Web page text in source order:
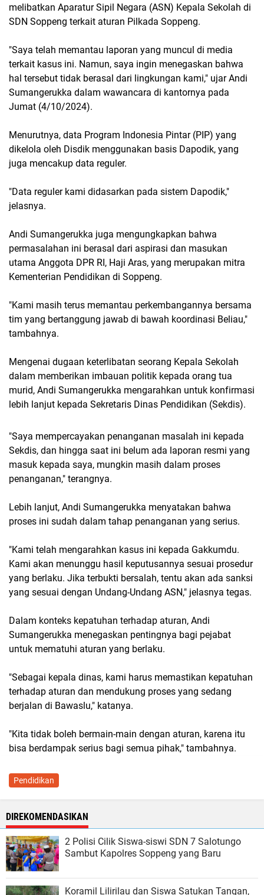
melibatkan Aparatur Sipil Negara (ASN) Kepala Sekolah di
SDN Soppeng terkait aturan Pilkada Soppeng.
"Saya telah memantau laporan yang muncul di media
terkait kasus ini. Namun, saya ingin menegaskan bahwa
hal tersebut tidak berasal dari lingkungan kami," ujar Andi
Sumangerukka dalam wawancara di kantornya pada
Jumat (4/10/2024).
Menurutnya, data Program Indonesia Pintar (PIP) yang
dikelola oleh Disdik menggunakan basis Dapodik, yang
juga mencakup data reguler.
"Data reguler kami didasarkan pada sistem Dapodik,"
jelasnya.
Andi Sumangerukka juga mengungkapkan bahwa
permasalahan ini berasal dari aspirasi dan masukan
utama Anggota DPR RI, Haji Aras, yang merupakan mitra
Kementerian Pendidikan di Soppeng.
"Kami masih terus memantau perkembangannya bersama
tim yang bertanggung jawab di bawah koordinasi Beliau,"
tambahnya.
Mengenai dugaan keterlibatan seorang Kepala Sekolah
dalam memberikan imbauan politik kepada orang tua
murid, Andi Sumangerukka mengarahkan untuk konfirmasi
lebih lanjut kepada Sekretaris Dinas Pendidikan (Sekdis).
"Saya mempercayakan penanganan masalah ini kepada
Sekdis, dan hingga saat ini belum ada laporan resmi yang
masuk kepada saya, mungkin masih dalam proses
penanganan," terangnya.
Lebih lanjut, Andi Sumangerukka menyatakan bahwa
proses ini sudah dalam tahap penanganan yang serius.
"Kami telah mengarahkan kasus ini kepada Gakkumdu.
Kami akan menunggu hasil keputusannya sesuai prosedur
yang berlaku. Jika terbukti bersalah, tentu akan ada sanksi
yang sesuai dengan Undang-Undang ASN," jelasnya tegas.
Dalam konteks kepatuhan terhadap aturan, Andi
Sumangerukka menegaskan pentingnya bagi pejabat
untuk mematuhi aturan yang berlaku.
"Sebagai kepala dinas, kami harus memastikan kepatuhan
terhadap aturan dan mendukung proses yang sedang
berjalan di Bawaslu," katanya.
"Kita tidak boleh bermain-main dengan aturan, karena itu
bisa berdampak serius bagi semua pihak," tambahnya.
Pendidikan
DIREKOMENDASIKAN
2 Polisi Cilik Siswa-siswi SDN 7 Salotungo
Sambut Kapolres Soppeng yang Baru
Koramil Lilirilau dan Siswa Satukan Tangan,